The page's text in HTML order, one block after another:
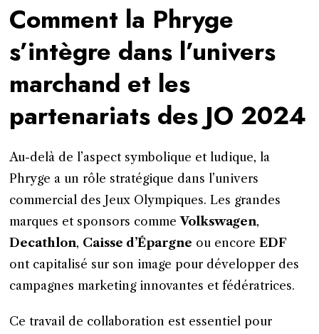
Comment la Phryge
s’intègre dans l’univers
marchand et les
partenariats des JO 2024
Au-delà de l’aspect symbolique et ludique, la
Phryge a un rôle stratégique dans l’univers
commercial des Jeux Olympiques. Les grandes
marques et sponsors commeVolkswagen,
Decathlon, Caisse d’Épargne ou encoreEDF
ont capitalisé sur son image pour développer des
campagnes marketing innovantes et fédératrices.
Ce travail de collaboration est essentiel pour